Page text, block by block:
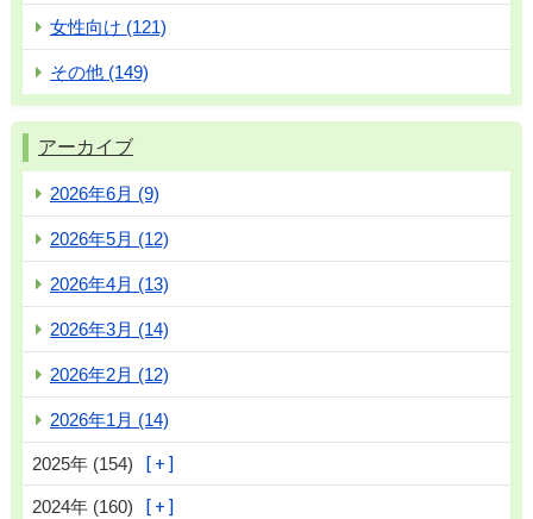
女性向け (121)
その他 (149)
アーカイブ
2026年6月 (9)
2026年5月 (12)
2026年4月 (13)
2026年3月 (14)
2026年2月 (12)
2026年1月 (14)
2025年 (154)
2024年 (160)